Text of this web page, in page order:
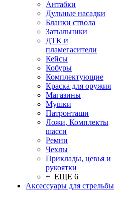
Антабки
Дульные насадки
Бланки ствола
Затыльники
ДТК и
пламегасители
Кейсы
Кобуры
Комплектующие
Краска для оружия
Магазины
Мушки
Патронташи
Ложи, Комплекты
шасси
Ремни
Чехлы
Приклады, цевья и
рукоятки
+ ЕЩЕ 6
Аксессуары для стрельбы